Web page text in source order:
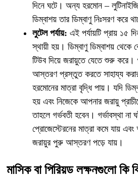
দিনে ঘটে। অন্য হরমোন –
ডিম্বাশয় তার ডিম্বাণু নিঃসরণ করে
লুটেল পর্যায়: এই পর্যায়টি প্রায় ১৫
স্থায়ী হয়। ডিম্বাণু ডিম্বাশয় থেকে
টিউব দিয়ে জরায়ুতে যেতে শুরু করে।
আস্তরণ প্রস্তুত করতে সাহায্য
হরমোনের মাত্রা বৃদ্ধি পায়। যদি
হয় এবং নিজেকে আপনার জরায়ু
তাহলে গর্ভবতী হবেন। গর্ভাবস্থা
প্রোজেস্টেরনের মাত্রা কমে যায়
জরায়ুর পুরু আস্তরণ পড়ে যায়।
মাসিক বা পিরিয়ড লক্ষনগুলো কি